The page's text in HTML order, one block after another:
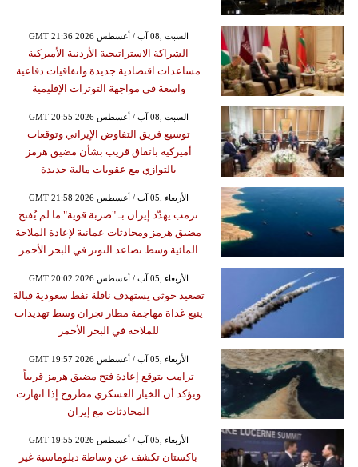
GMT 21:36 2026 السبت ,08 آب / أغسطس
الشراكة الاستراتيجية الأردنية الأميركية
مساعدات اقتصادية جديدة واتفاقيات دفاعية
واسعة في مواجهة التوترات الإقليمية
GMT 20:55 2026 السبت ,08 آب / أغسطس
توسيع فريق التفاوض الإيراني وتوقعات
أميركية باتفاق قريب بشأن مضيق هرمز
بالتوازي مع عقوبات مالية جديدة
GMT 21:58 2026 الأربعاء ,05 آب / أغسطس
ترمب يهدّد إيران بـ "ضربة قوية" ما لم يُفتح
مضيق هرمز ومحادثات عمانية لإعادة الملاحة
المائية وسط تصاعد التوتر في البحر الأحمر
GMT 20:02 2026 الأربعاء ,05 آب / أغسطس
تصعيد حوثي يستهدف ناقلة نفط سعودية قبالة
ينبع غداة مهاجمة مطار نجران وسط تهديدات
للملاحة في البحر الأحمر
GMT 19:57 2026 الأربعاء ,05 آب / أغسطس
ترامب يتوقع إعادة فتح مضيق هرمز قريباً
ويؤكد أن الخيار العسكري مطروح إذا انهارت
المحادثات مع إيران
GMT 19:55 2026 الأربعاء ,05 آب / أغسطس
باكستان تكشف عن وساطة دبلوماسية غير